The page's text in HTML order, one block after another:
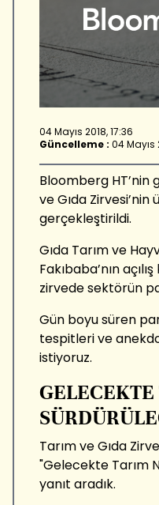
04 Mayıs 2018, 17:36
Güncelleme : 04 Mayıs
Bloomberg HT’nin
ve Gıda Zirvesi’nin
gerçekleştirildi.
Gıda Tarım ve
Fakıbaba’nın
zirvede sektörün
Gün boyu süren
tespitleri ve
istiyoruz.
Tarım ve Gıda
"Gelecekte Tarım
yanıt aradık.